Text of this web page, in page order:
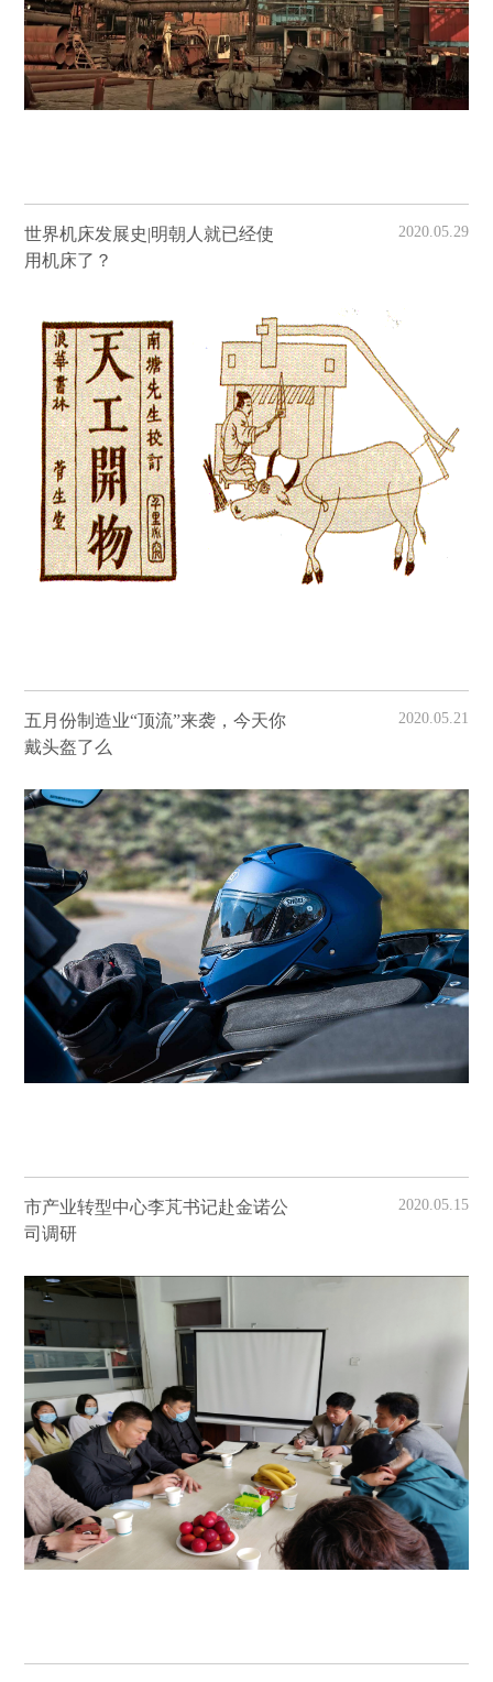
世界机床发展史|明朝人就已经使
用机床了？
2020.05.29
五月份制造业“顶流”来袭，今天你
戴头盔了么
2020.05.21
市产业转型中心李芃书记赴金诺公
司调研
2020.05.15